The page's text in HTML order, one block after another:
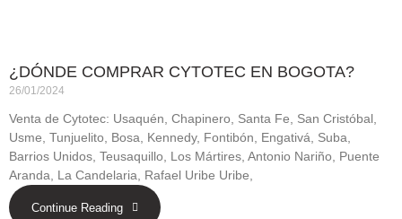
¿DÓNDE COMPRAR CYTOTEC EN BOGOTA?
26/01/2024
Venta de Cytotec: Usaquén, Chapinero, Santa Fe, San Cristóbal,
Usme, Tunjuelito, Bosa, Kennedy, Fontibón, Engativá, Suba,
Barrios Unidos, Teusaquillo, Los Mártires, Antonio Nariño, Puente
Aranda, La Candelaria, Rafael Uribe Uribe,
Continue Reading